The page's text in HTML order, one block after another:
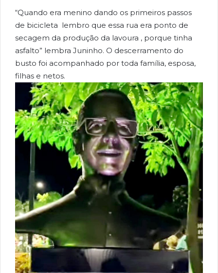
“Quando era menino dando os primeiros passos
de bicicleta lembro que essa rua era ponto de
secagem da produção da lavoura , porque tinha
asfalto” lembra Juninho. O descerramento do
busto foi acompanhado por toda família, esposa,
filhas e netos.